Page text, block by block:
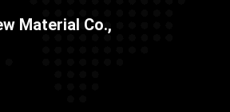
Material Co.,